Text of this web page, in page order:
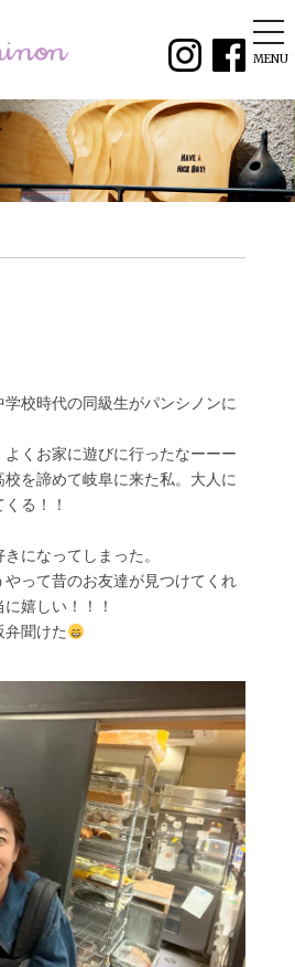
MENU
校時代の同級生がパンシノンに
くお家に遊びに行ったなーーー
を諦めて岐阜に来た私。大人に
る！！
になってしまった。
って昔のお友達が見つけてくれ
嬉しい！！！
弁聞けた